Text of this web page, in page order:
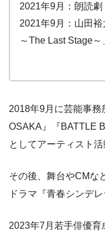
2021年9月：朗読劇
2021年9月：山田
～The Last Stage～
2018年9月に芸能事
OSAKA』『BATTLE
としてアーティスト活
その後、舞台やCMな
ドラマ『青春シンデ
2023年7月若手俳優